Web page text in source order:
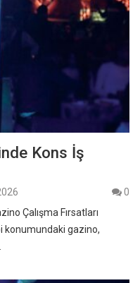
Kons İş
0
Çalışma Fırsatları
konumundaki gazino,